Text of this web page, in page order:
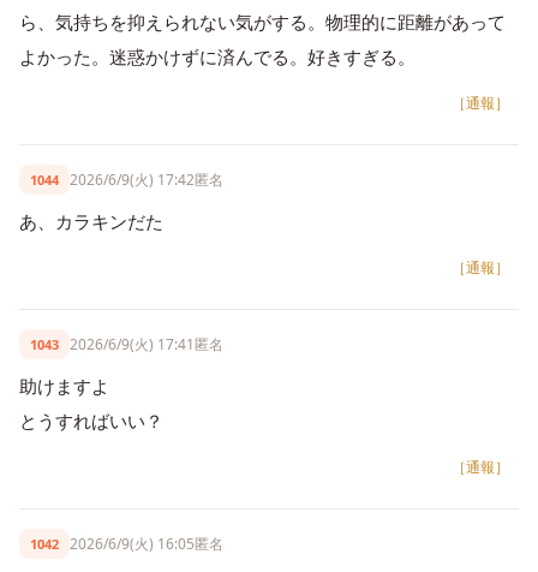
ら、気持ちを抑えられない気がする。物理的に距離があって
よかった。迷惑かけずに済んでる。好きすぎる。
［通報］
1044 2026/6/9(火) 17:42匿名
あ、カラキンだた
［通報］
1043 2026/6/9(火) 17:41匿名
助けますよ
とうすればいい？
［通報］
1042 2026/6/9(火) 16:05匿名